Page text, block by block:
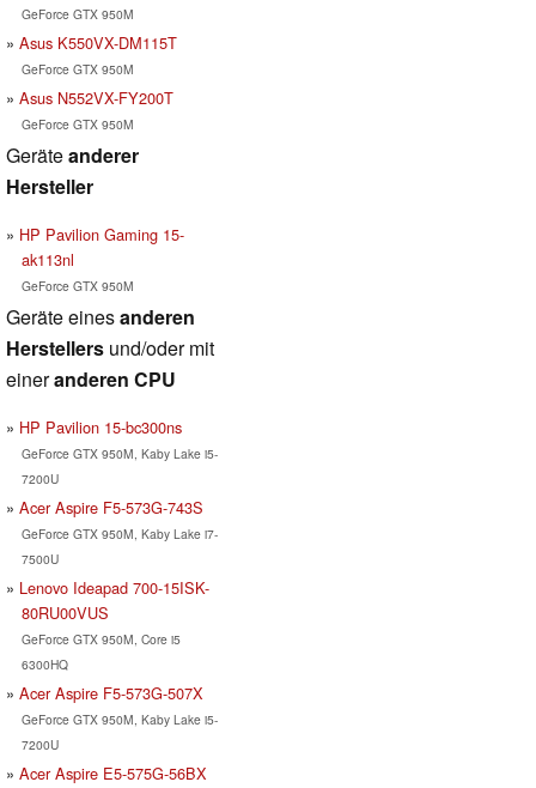
GeForce GTX 950M
Asus K550VX-DM115T
GeForce GTX 950M
Asus N552VX-FY200T
GeForce GTX 950M
Geräteanderer
Hersteller
HP Pavilion Gaming 15-
ak113nl
GeForce GTX 950M
Geräte einesanderen
Herstellers und/oder mit
eineranderen CPU
HP Pavilion 15-bc300ns
GeForce GTX 950M, Kaby Lake i5-
7200U
Acer Aspire F5-573G-743S
GeForce GTX 950M, Kaby Lake i7-
7500U
Lenovo Ideapad 700-15ISK-
80RU00VUS
GeForce GTX 950M, Core i5
6300HQ
Acer Aspire F5-573G-507X
GeForce GTX 950M, Kaby Lake i5-
7200U
Acer Aspire E5-575G-56BX